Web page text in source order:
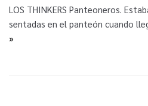
LOS THINKERS Panteoneros.
sentadas en el panteón cuando
»